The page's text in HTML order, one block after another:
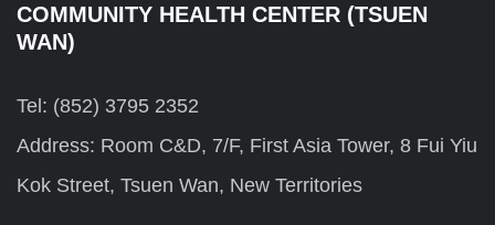
COMMUNITY HEALTH CENTER (TSUEN
WAN)
Tel: (852) 3795 2352
Address: Room C&D, 7/F, First Asia Tower, 8 Fui Yiu
Kok Street, Tsuen Wan, New Territories